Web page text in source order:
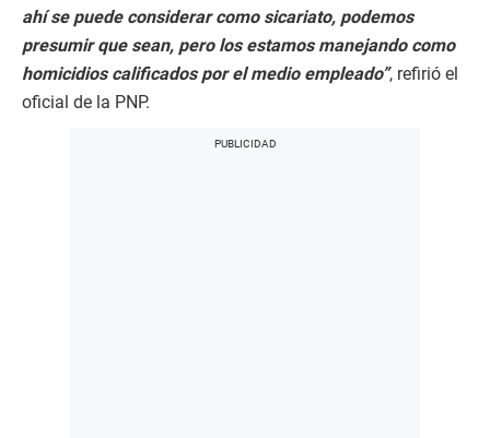
ahí se puede considerar como sicariato, podemos
presumir que sean, pero los estamos manejando como
homicidios calificados por el medio empleado”, refirió el
oficial de la PNP.